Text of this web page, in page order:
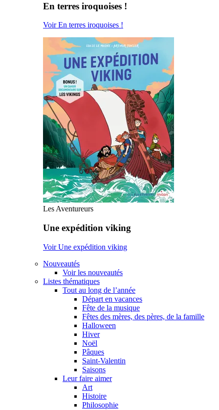
En terres iroquoises !
Voir En terres iroquoises !
Les Aventureurs
Une expédition viking
Voir Une expédition viking
Nouveautés
Voir les nouveautés
Listes thématiques
Tout au long de l’année
Départ en vacances
Fête de la musique
Fêtes des mères, des pères, de la famille
Halloween
Hiver
Noël
Pâques
Saint-Valentin
Saisons
Leur faire aimer
Art
Histoire
Philosophie